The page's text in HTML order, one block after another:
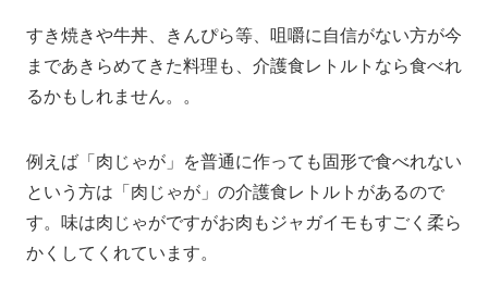
すき焼きや牛丼、きんぴら等、咀嚼に自信がない方が今
まであきらめてきた料理も、介護食レトルトなら食べれ
るかもしれません。。
例えば「肉じゃが」を普通に作っても固形で食べれない
という方は「肉じゃが」の介護食レトルトがあるので
す。味は肉じゃがですがお肉もジャガイモもすごく柔ら
かくしてくれています。